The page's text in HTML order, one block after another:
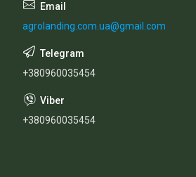
agrolanding.com.ua@gmail.com
+380960035454
+380960035454